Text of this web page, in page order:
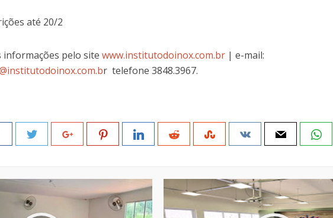
até 20/2
informações pelo site www.institutodoinox.com.br | e-mail:
r telefone 3848.3967.